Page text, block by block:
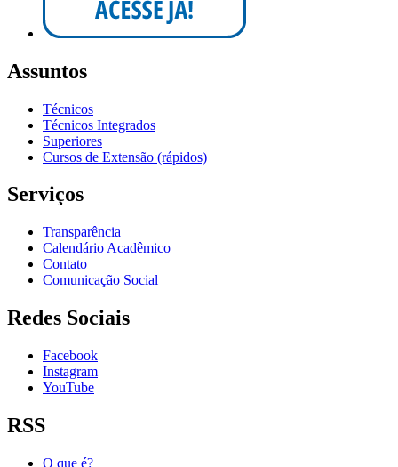
Assuntos
Técnicos
Técnicos Integrados
Superiores
Cursos de Extensão (rápidos)
Serviços
Transparência
Calendário Acadêmico
Contato
Comunicação Social
Redes Sociais
Facebook
Instagram
YouTube
RSS
O que é?